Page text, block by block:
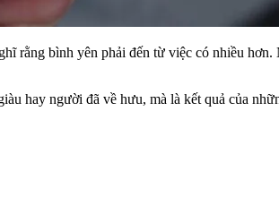
rằng bình yên phải đến từ việc có nhiều
hay người đã về hưu, mà là kết quả của